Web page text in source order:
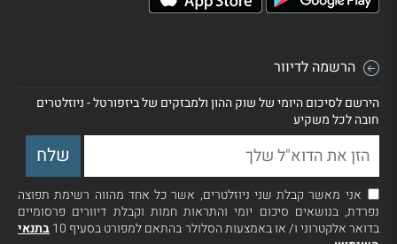
הרשמה לדיוור
הירשם לסיכום היומי של שוק ההון ולמבזקים של ביזפורטל - ניוזלטרים
חובה לכל משקיע
אני מאשר קבלת שני ניוזלטרים, אשר כל אחד מהווה רשימת תפוצה
נפרדת, בנושאים סיכום יומי והתראות חמות וקבלת דיוורים פרסומיים
בדואר אלקטרוני ו/ או באמצעות הסלולר בהתאם למפורט בסעיף 10
בתנאי